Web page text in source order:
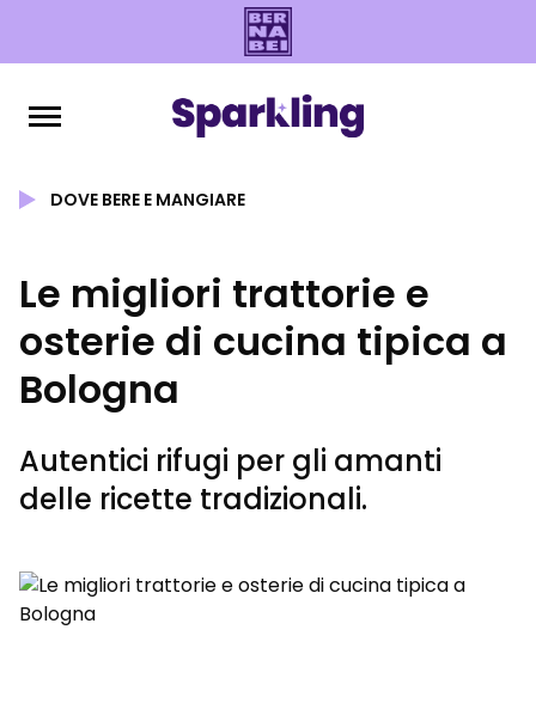
DOVE BERE E MANGIARE
Le migliori trattorie e
osterie di cucina tipica a
Bologna
Autentici rifugi per gli amanti
delle ricette tradizionali.